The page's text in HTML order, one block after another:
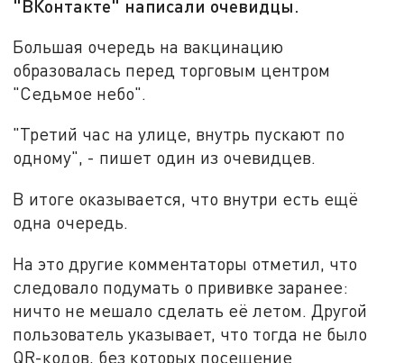
"ВКонтакте" написали очевидцы.
Большая очередь на вакцинацию
образовалась перед торговым центром
"Седьмое небо".
"Третий час на улице, внутрь пускают по
одному", - пишет один из очевидцев.
В итоге оказывается, что внутри есть ещё
одна очередь.
На это другие комментаторы отметил, что
следовало подумать о прививке заранее:
ничто не мешало сделать её летом. Другой
пользователь указывает, что тогда не было
QR-кодов, без которых посещение